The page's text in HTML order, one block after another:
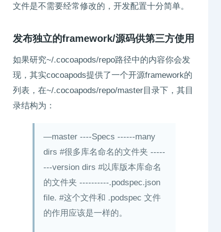
文件是不需要经常修改的，开发配置十分简单。
发布独立的framework/源码供第三方使用
如果研究~/.cocoapods/repo路径中的内容你会发
现，其实cocoapods提供了一个开源framework的
列表，在~/.cocoapods/repo/master目录下，其目
录结构为：
—master ----Specs ------many
dirs #很多库名命名的文件夹 -----
---version dirs #以库版本库命名
的文件夹 ----------.podspec.json
file. #这个文件和 .podspec 文件
的作用应该是一样的。